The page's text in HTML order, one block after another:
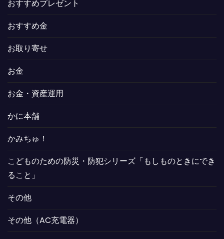
おすすめプレゼント
おすすめ金
お取り寄せ
お金
お金・資産運用
かに本舗
かみちゅ！
こどものための防災・防犯シリーズ「もしものときにでき
ること」
その他
その他（AC充電器）